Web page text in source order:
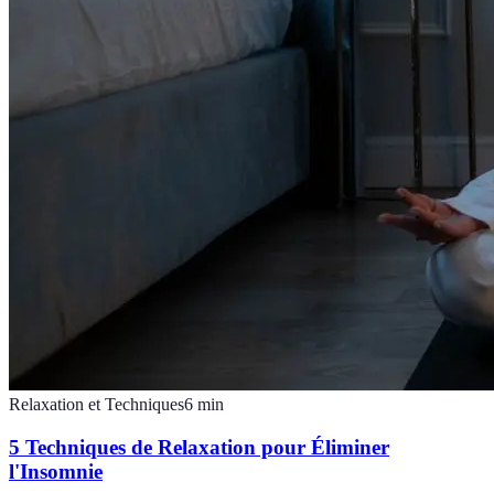
Relaxation et Techniques6 min
5 Techniques de Relaxation pour Éliminer
l'Insomnie